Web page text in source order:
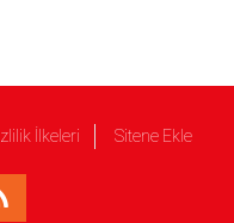
İlkeleri Sitene Ekle